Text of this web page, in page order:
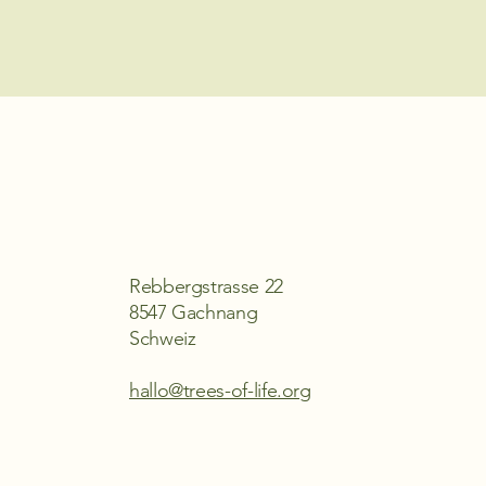
Rebbergstrasse 22
8547 Gachnang
Schweiz
hallo@trees-of-life.org